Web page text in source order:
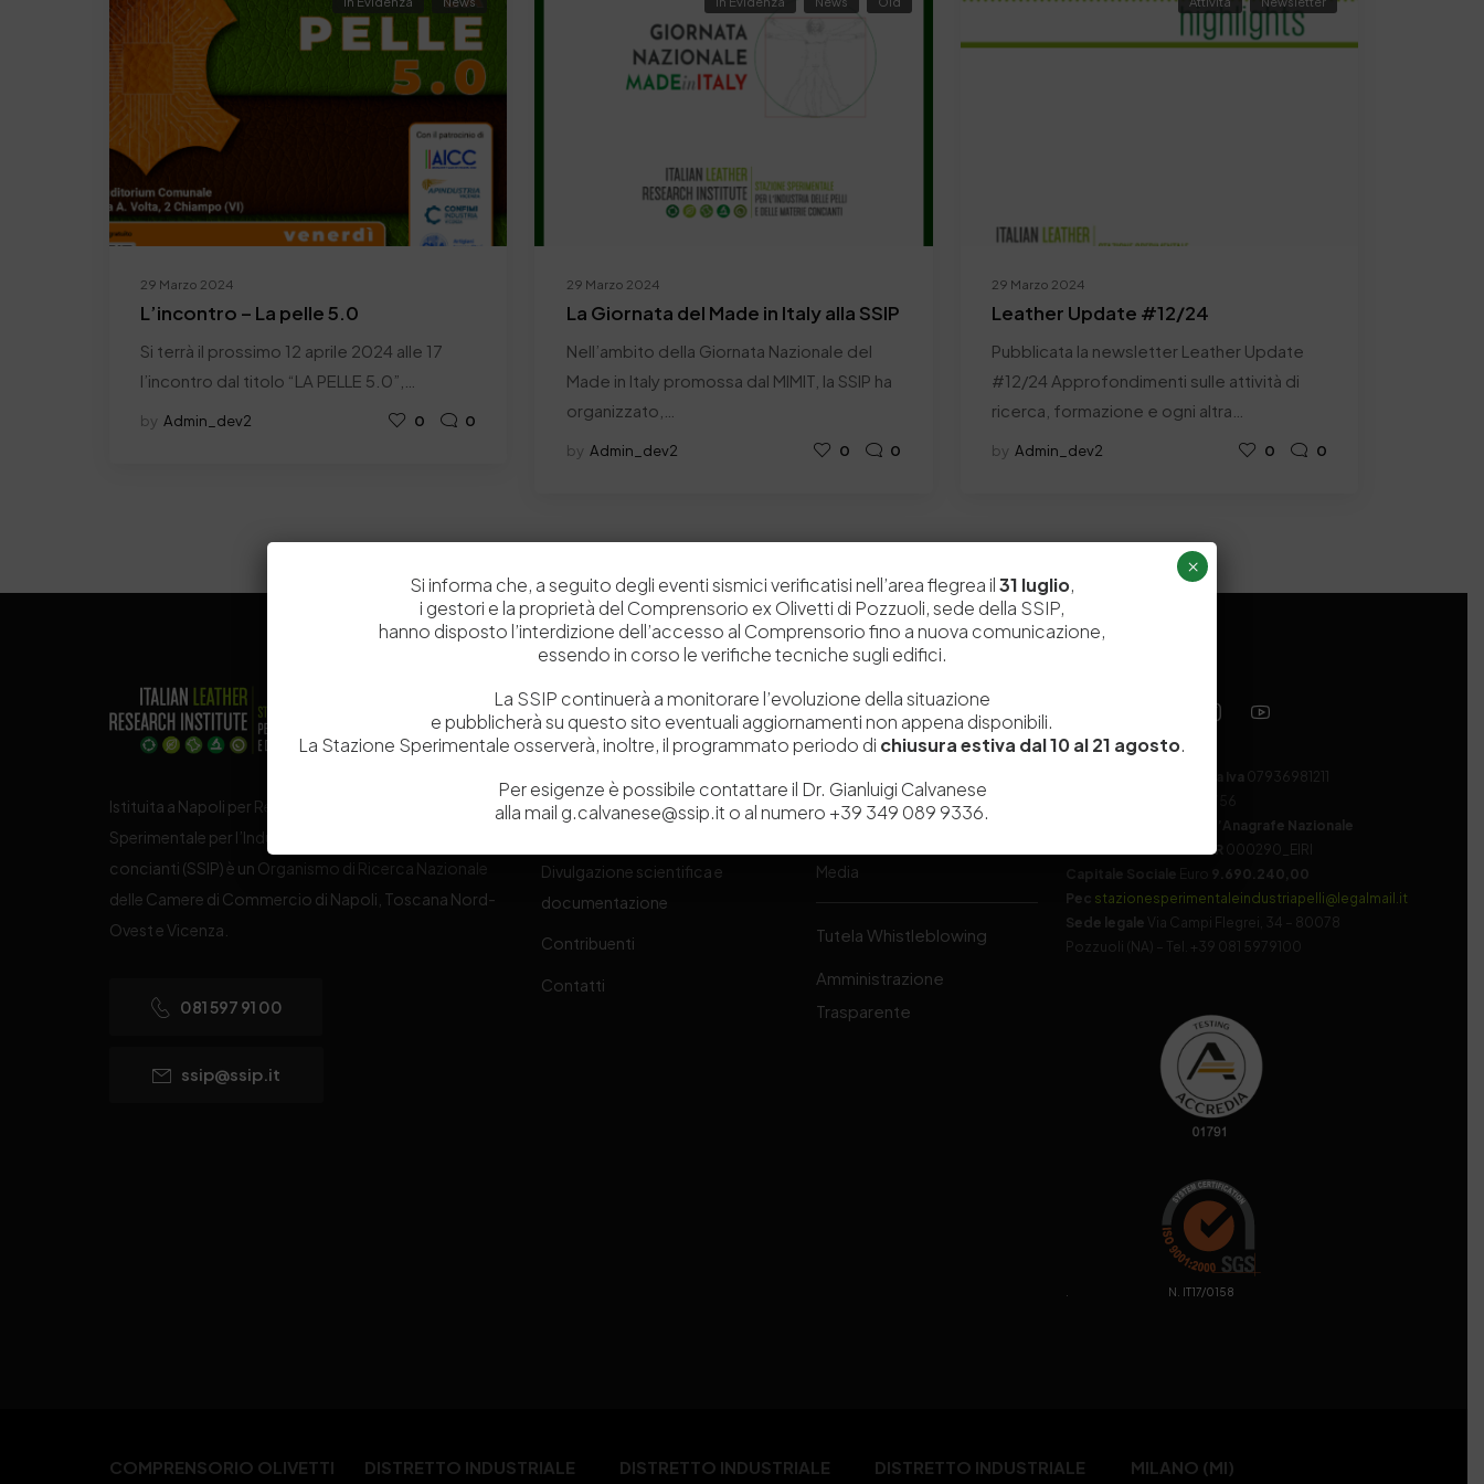
29 Marzo 2024
L’incontro – La pelle 5.0
Si terrà il prossimo 12 aprile 2024 alle 17
l’incontro dal titolo “LA PELLE 5.0”,…
by Admin_dev2 0 0
29 Marzo 2024
La Giornata del Made in Italy alla SSIP
Nell’ambito della Giornata Nazionale del
Made in Italy promossa dal MIMIT, la SSIP ha
organizzato,…
by Admin_dev2 0 0
29 Marzo 2024
Leather Update #12/24
Pubblicata la newsletter Leather Update
#12/24 Approfondimenti sulle attività di
ricerca, formazione e ogni altra…
by Admin_dev2 0 0
Istituita a Napoli per Regio Decreto nel 1885, la Stazione
Sperimentale per l’Industria delle Pelli e delle materie
concianti (SSIP) è un Organismo di Ricerca Nazionale
delle Camere di Commercio di Napoli, Toscana Nord-
Ovest e Vicenza.
081 597 91 00
ssip@ssip.it
Chi siamo
Servizi
Ricerca e Sviluppo
Divulgazione scientifica e
documentazione
Contribuenti
Contatti
Laboratori
Dipartimenti di ricerca
Biblioteca
Media
Tutela Whistleblowing
Amministrazione
Trasparente
Codice fiscale e Partita Iva 07936981211
Codice di iscrizione all’Anagrafe Nazionale
delle Ricerche del MIUR
000290_EIRI
9.690.240,00
Pec stazionesperimentaleindustriapelli@legalmail.it
Sede legale
Via Campi Flegrei, 34 – 80078
Pozzuoli (NA) – Tel. +39 081 5979100
. N. IT17/0158
COMPRENSORIO OLIVETTI DISTRETTO INDUSTRIALE DISTRETTO INDUSTRIALE DISTRETTO INDUSTRIALE MILANO (MI)
Si informa che, a seguito degli eventi sismici verificatisi nell’area flegrea il31 luglio,
i gestori e la proprietà del Comprensorio ex Olivetti di Pozzuoli, sede della SSIP,
hanno disposto l’interdizione dell’accesso al Comprensorio fino a nuova comunicazione,
essendo in corso le verifiche tecniche sugli edifici.
La SSIP continuerà a monitorare l’evoluzione della situazione
e pubblicherà su questo sito eventuali aggiornamenti non appena disponibili.
La Stazione Sperimentale osserverà, inoltre, il programmato periodo di chiusura estiva dal 10 al 21 agosto.
Per esigenze è possibile contattare il Dr. Gianluigi Calvanese
alla mail g.calvanese@ssip.it o al numero +39 349 089 9336.
×